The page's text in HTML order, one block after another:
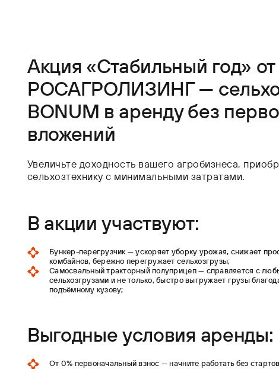
Акция «Стабильный год» от
РОСАГРОЛИЗИНГ —
BONUM в аренду без
вложений
Увеличьте доходность вашего агробизнеса,
сельхозтехнику с минимальными затратами.
В акции участвуют:
Бункер-перегрузчик — ускоряет уборку урожая, снижает
комбайнов, бережно перегружает сельхозгрузы;
Самосвальный тракторный полуприцеп — справляется с
сельхозгрузами и не только, быстро выгружает грузы
подъёмному кузову;
Выгодные условия аренды:
От 0% первоначальный взнос — начните работать без